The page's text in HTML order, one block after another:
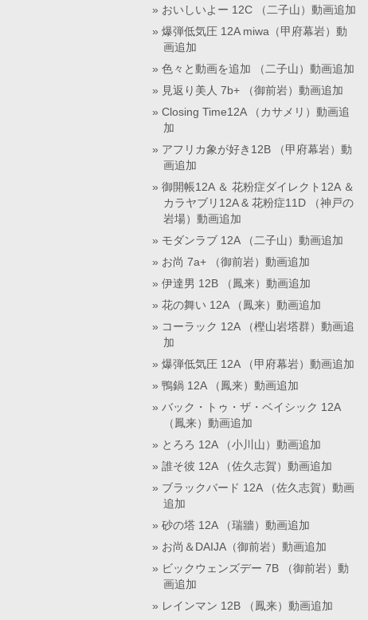
おいしいよー 12C （二子山）動画追加
爆弾低気圧 12A miwa（甲府幕岩）動
画追加
色々と動画を追加 （二子山）動画追加
見返り美人 7b+ （御前岩）動画追加
Closing Time12A （カサメリ）動画追
加
アフリカ象が好き12B （甲府幕岩）動
画追加
御開帳12A ＆ 花粉症ダイレクト12A ＆
カラヤブリ12A & 花粉症11D （神戸の
岩場）動画追加
モダンラブ 12A （二子山）動画追加
お尚 7a+ （御前岩）動画追加
伊達男 12B （鳳来）動画追加
花の舞い 12A （鳳来）動画追加
コーラック 12A （樫山岩塔群）動画追
加
爆弾低気圧 12A （甲府幕岩）動画追加
鴨鍋 12A （鳳来）動画追加
バック・トゥ・ザ・ベイシック 12A
（鳳来）動画追加
とろろ 12A （小川山）動画追加
誰そ彼 12A （佐久志賀）動画追加
ブラックバード 12A （佐久志賀）動画
追加
砂の塔 12A （瑞牆）動画追加
お尚＆DAIJA（御前岩）動画追加
ビックウェンズデー 7B （御前岩）動
画追加
レインマン 12B （鳳来）動画追加